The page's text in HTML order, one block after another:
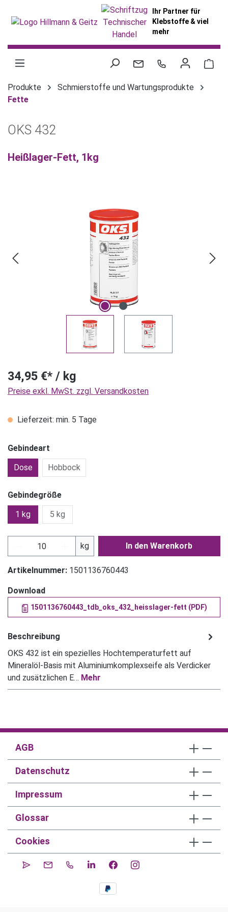
Ihr Partner für
Klebstoffe & viel
mehr
Produkte
Schmierstoffe und Wartungsprodukte
Fette
OKS 432
Heißlager-Fett, 1kg
34,95 €* / kg
Preise exkl. MwSt. zzgl. Versandkosten
Lieferzeit: min. 5 Tage
Gebindeart
Dose
Hobbock
Gebindegröße
1 kg
5 kg
Produkt Anzahl: Gib den gewünschten Wert
kg In den Warenkorb
Artikelnummer: 1501136760443
Download
1501136760443_tdb_oks_432_heisslager-fett (PDF)
Beschreibung
OKS 432 ist ein spezielles Hochtemperaturfett auf
Mineralöl-Basis mit Aluminiumkomplexseife als Verdicker
und zusätzlichen E… Mehr
AGB
Datenschutz
Impressum
Glossar
Cookies